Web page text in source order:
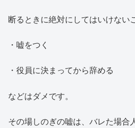
断るときに絶対にしてはいけない
・嘘をつく
・役員に決まってから辞める
などはダメです。
その場しのぎの嘘は、バレた場合